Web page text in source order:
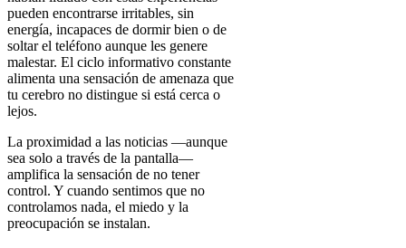
pueden encontrarse irritables, sin
energía, incapaces de dormir bien o de
soltar el teléfono aunque les genere
malestar. El ciclo informativo constante
alimenta una sensación de amenaza que
tu cerebro no distingue si está cerca o
lejos.
La proximidad a las noticias —aunque
sea solo a través de la pantalla—
amplifica la sensación de no tener
control. Y cuando sentimos que no
controlamos nada, el miedo y la
preocupación se instalan.